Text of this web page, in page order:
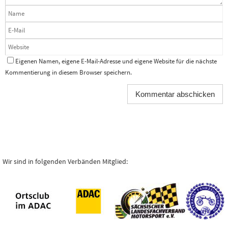
Eigenen Namen, eigene E-Mail-Adresse und eigene Website für die nächste
Kommentierung in diesem Browser speichern.
Wir sind in folgenden Verbänden Mitglied: